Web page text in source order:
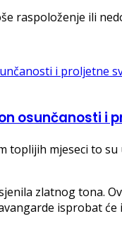
raspoloženje ili
osunčanosti i
toplijih mjeseci to
zlatnog tona.
isprobat